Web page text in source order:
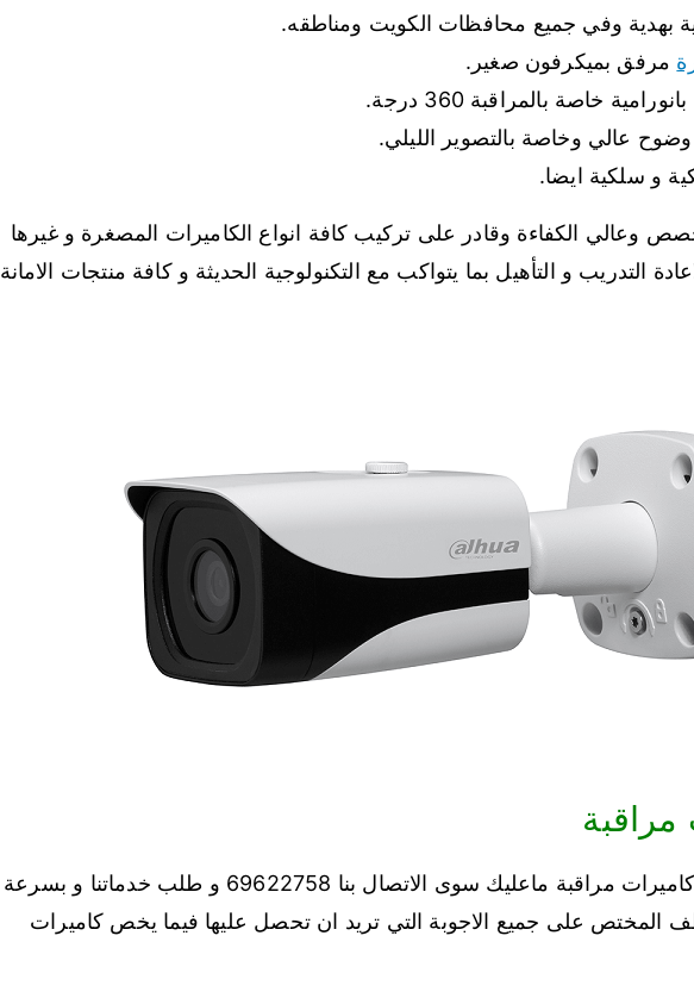
بهدية وفي جميع محافظات الكويت ومناطقه.
مرفق بميكرفون صغير.
خاصة بالمراقبة 360 درجة.
عالي وخاصة بالتصوير الليلي.
و سلكية ايضا.
وعالي الكفاءة وقادر على تركيب كافة انواع الكاميرات المصغرة و غيرها
التدريب و التأهيل بما يتواكب مع التكنولوجية الحديثة و كافة منتجات الامانة
مراقبة
اذا اردت معرفة اسعار كاميرات مراقبة ماعليك سوى الاتصال بنا 69622758 و طلب خدماتنا و بسرعة
على جميع الاجوبة التي تريد ان تحصل عليها فيما يخص كاميرات